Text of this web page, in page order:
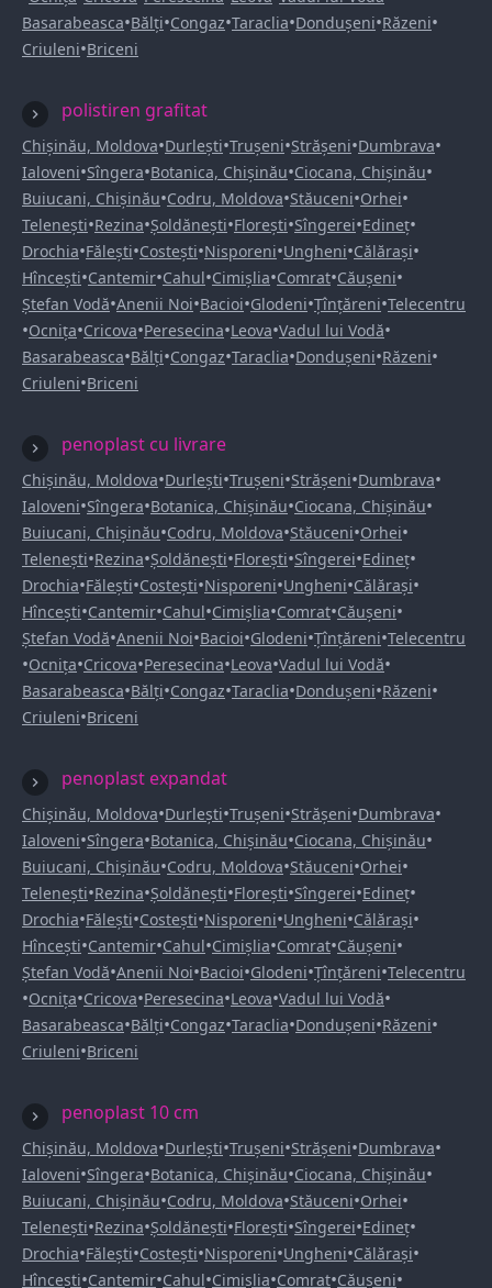
Basarabeasca•Bălți•Congaz•Taraclia•Dondușeni•Răzeni•
Criuleni•Briceni
polistiren grafitat
Chișinău, Moldova•Durlești•Trușeni•Strășeni•Dumbrava•
Ialoveni•Sîngera•Botanica, Chișinău•Ciocana, Chișinău•
Buiucani, Chișinău•Codru, Moldova•Stăuceni•Orhei•
Telenești•Rezina•Șoldănești•Florești•Sîngerei•Edineț•
Drochia•Fălești•Costești•Nisporeni•Ungheni•Călărași•
Hîncești•Cantemir•Cahul•Cimișlia•Comrat•Căușeni•
Ștefan Vodă•Anenii Noi•Bacioi•Glodeni•Țînțăreni•Telecentru
•Ocnița•Cricova•Peresecina•Leova•Vadul lui Vodă•
Basarabeasca•Bălți•Congaz•Taraclia•Dondușeni•Răzeni•
Criuleni•Briceni
penoplast cu livrare
Chișinău, Moldova•Durlești•Trușeni•Strășeni•Dumbrava•
Ialoveni•Sîngera•Botanica, Chișinău•Ciocana, Chișinău•
Buiucani, Chișinău•Codru, Moldova•Stăuceni•Orhei•
Telenești•Rezina•Șoldănești•Florești•Sîngerei•Edineț•
Drochia•Fălești•Costești•Nisporeni•Ungheni•Călărași•
Hîncești•Cantemir•Cahul•Cimișlia•Comrat•Căușeni•
Ștefan Vodă•Anenii Noi•Bacioi•Glodeni•Țînțăreni•Telecentru
•Ocnița•Cricova•Peresecina•Leova•Vadul lui Vodă•
Basarabeasca•Bălți•Congaz•Taraclia•Dondușeni•Răzeni•
Criuleni•Briceni
penoplast expandat
Chișinău, Moldova•Durlești•Trușeni•Strășeni•Dumbrava•
Ialoveni•Sîngera•Botanica, Chișinău•Ciocana, Chișinău•
Buiucani, Chișinău•Codru, Moldova•Stăuceni•Orhei•
Telenești•Rezina•Șoldănești•Florești•Sîngerei•Edineț•
Drochia•Fălești•Costești•Nisporeni•Ungheni•Călărași•
Hîncești•Cantemir•Cahul•Cimișlia•Comrat•Căușeni•
Ștefan Vodă•Anenii Noi•Bacioi•Glodeni•Țînțăreni•Telecentru
•Ocnița•Cricova•Peresecina•Leova•Vadul lui Vodă•
Basarabeasca•Bălți•Congaz•Taraclia•Dondușeni•Răzeni•
Criuleni•Briceni
penoplast 10 cm
Chișinău, Moldova•Durlești•Trușeni•Strășeni•Dumbrava•
Ialoveni•Sîngera•Botanica, Chișinău•Ciocana, Chișinău•
Buiucani, Chișinău•Codru, Moldova•Stăuceni•Orhei•
Telenești•Rezina•Șoldănești•Florești•Sîngerei•Edineț•
Drochia•Fălești•Costești•Nisporeni•Ungheni•Călărași•
Hîncești•Cantemir•Cahul•Cimișlia•Comrat•Căușeni•